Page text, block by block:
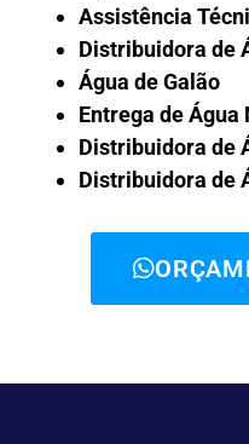
Assistência
Distribuidora de
Água de Galão
Entrega de Água
Distribuidora de
Distribuidora de